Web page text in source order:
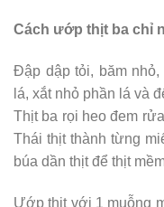
Cách ướp thịt ba chỉ
Đập dập tỏi, băm
lá, xắt nhỏ phần lá và
Thịt ba rọi heo đem
Thái thịt thành từng
búa dần thịt để thịt
Ướp thịt với 1 muỗng